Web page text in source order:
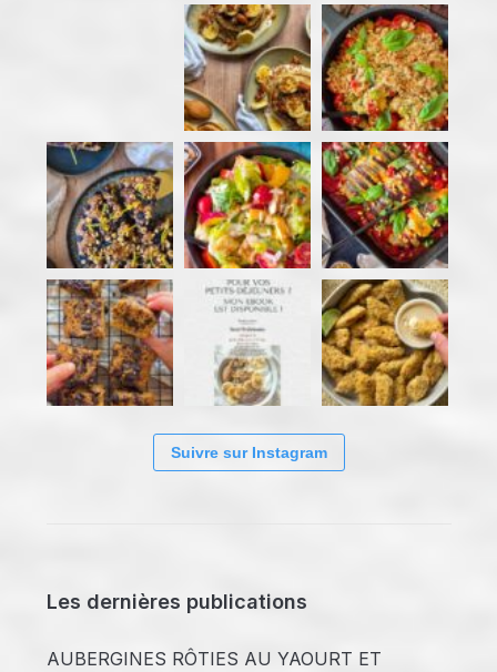
Suivre sur Instagram
Les dernières publications
AUBERGINES RÔTIES AU YAOURT ET